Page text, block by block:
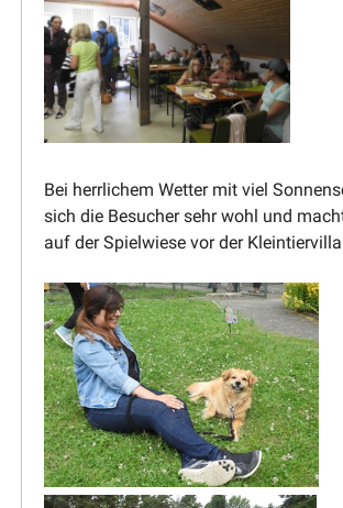
Bei herrlichem Wetter mit viel
sich die Besucher sehr wohl und
auf der Spiel­wiese vor der